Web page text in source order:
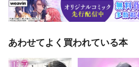
あわせてよく買われている本